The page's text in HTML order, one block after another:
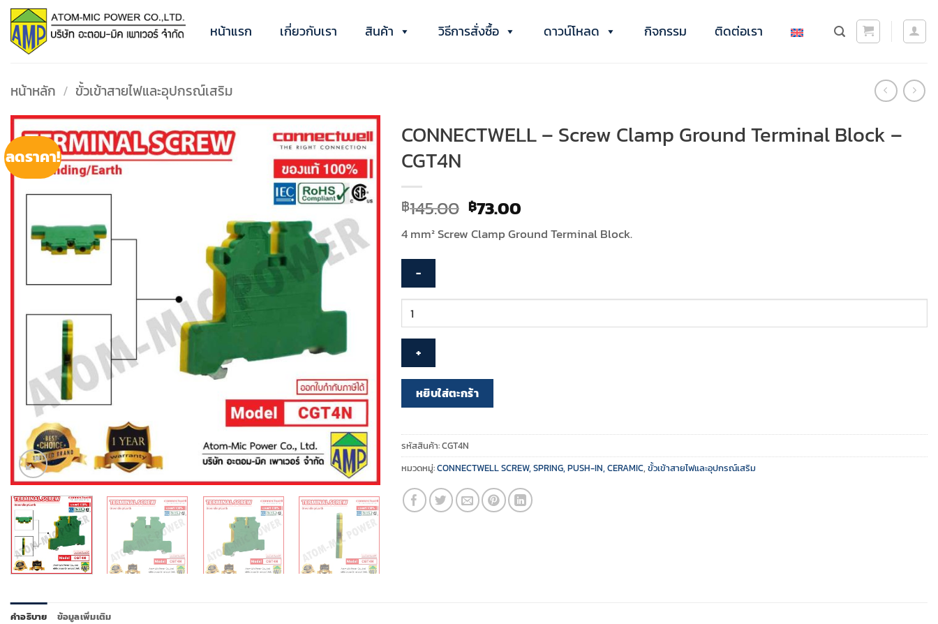
ข้าม
ยัง
หน้าแรก เกี่ยวกับเรา สินค้า วิธีการสั่งซื้อ ดาวน์โหลด กิจกรรม ติดต่อเรา
หน้าหลัก / ขั้วเข้าสายไฟและอุปกรณ์เสริม
ลดราคา!
CONNECTWELL – Screw Clamp Ground Terminal Block –
CGT4N
฿145.00 Original
price
was:
฿73.00Current
price
is:
4 mm² Screw Clamp Ground Terminal Block.
จำนวน
CONNECTWELL
-
Screw
Ground
Terminal
-
CGT4N
ชิ้น
หยิบใส่ตะกร้า
รหัสสินค้า:CGT4N
หมวดหมู่:CONNECTWELL SCREW, SPRING, PUSH-IN, CERAMIC, ขั้วเข้าสายไฟและอุปกรณ์เสริม
คำอธิบาย ข้อมูลเพิ่มเติม